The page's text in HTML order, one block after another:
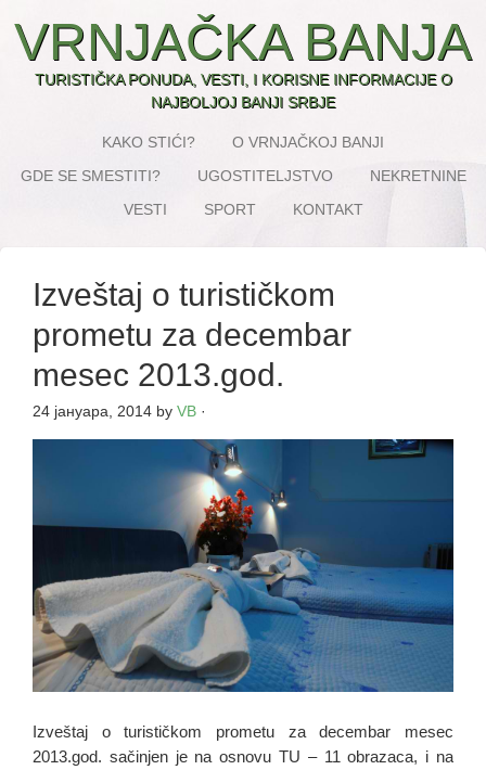
VRNJAČKA BANJA
TURISTIČKA PONUDA, VESTI, I KORISNE INFORMACIJE O
NAJBOLJOJ BANJI SRBJE
KAKO STIĆI?
O VRNJAČKOJ BANJI
GDE SE SMESTITI?
UGOSTITELJSTVO
NEKRETNINE
VESTI
SPORT KONTAKT
Izveštaj o turističkom
prometu za decembar
mesec 2013.god.
24 јануара, 2014 by VB ·
Izveštaj o turističkom prometu za decembar mesec
2013.god. sačinjen je na osnovu TU – 11 obrazaca, i na